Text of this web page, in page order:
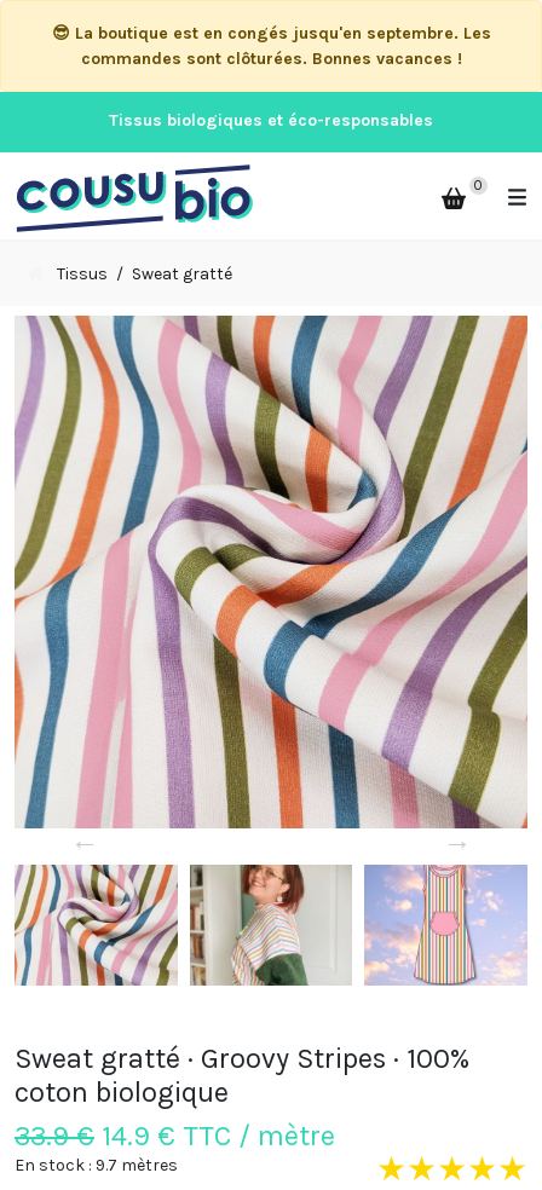
😎 La boutique est en congés jusqu'en septembre. Les
commandes sont clôturées. Bonnes vacances !
Tissus biologiques et éco-responsables
0
Tissus Sweat gratté
← →
Sweat gratté · Groovy Stripes · 100%
coton biologique
33.9 € 14.9 € TTC / mètre
★★★★★
En stock : 9.7 mètres